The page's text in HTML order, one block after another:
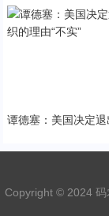
谭德塞：美国决定
Copyright © 2024 码